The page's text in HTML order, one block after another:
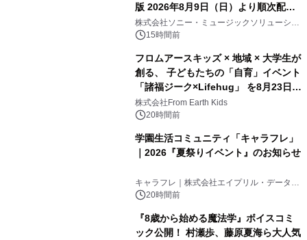
版 2026年8月9日（日）より順次配信
開始
株式会社ソニー・ミュージックソリューショ
ンズ15時間前
フロムアースキッズ × 地域 × 大学生が
創る、 子どもたちの「自育」イベント
「諸福ジーク×Lifehug」 を8月23日
(日)開催
株式会社From Earth Kids
20時間前
学園生活コミュニティ「キャラフレ」
｜2026『夏祭りイベント』のお知らせ
キャラフレ｜株式会社エイプリル・データ・
デザインズ
20時間前
『8歳から始める魔法学』ボイスコミ
ック公開！ 村瀬歩、藤原夏海ら大人気